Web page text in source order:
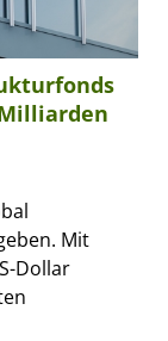
Mit
Dollar